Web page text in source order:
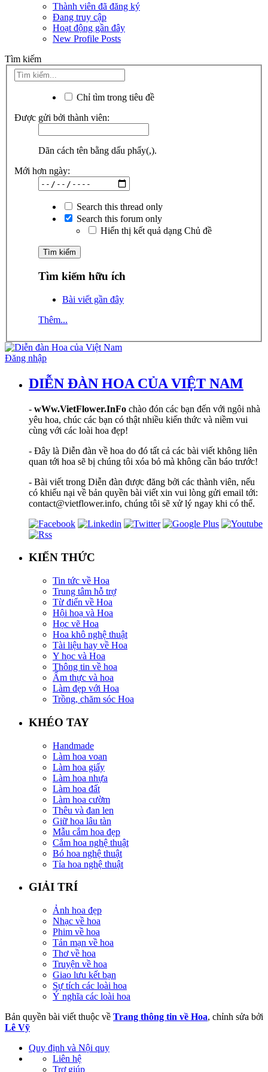
Thành viên đã đăng ký
Đang truy cập
Hoạt động gần đây
New Profile Posts
Tìm kiếm
Chỉ tìm trong tiêu đề
Được gửi bởi thành viên:
Dãn cách tên bằng dấu phẩy(,).
Mới hơn ngày:
Search this thread only
Search this forum only
Hiển thị kết quả dạng Chủ đề
Tìm kiếm hữu ích
Bài viết gần đây
Thêm...
Đăng nhập
DIỄN ĐÀN HOA CỦA VIỆT NAM
- wWw.VietFlower.InFo chào đón các bạn đến với ngôi nhà
yêu hoa, chúc các bạn có thật nhiều kiến thức và niềm vui
cùng với các loài hoa đẹp!
- Đây là Diễn đàn về hoa do đó tất cả các bài viết không liên
quan tới hoa sẽ bị chúng tôi xóa bỏ mà không cần báo trước!
- Bài viết trong Diễn đàn được đăng bởi các thành viên, nếu
có khiếu nại về bản quyền bài viết xin vui lòng gửi email tới:
contact@vietflower.info, chúng tôi sẽ xử lý ngay khi có thể.
KIẾN THỨC
Tin tức về Hoa
Trung tâm hỗ trợ
Từ điển về Hoa
Hội hoạ và Hoa
Học vẽ Hoa
Hoa khô nghệ thuật
Tài liệu hay về Hoa
Y học và Hoa
Thông tin về hoa
Ẩm thực và hoa
Làm đẹp với Hoa
Trồng, chăm sóc Hoa
KHÉO TAY
Handmade
Làm hoa voan
Làm hoa giấy
Làm hoa nhựa
Làm hoa đất
Làm hoa cườm
Thêu và đan len
Giữ hoa lâu tàn
Mẫu cắm hoa đẹp
Cắm hoa nghệ thuật
Bó hoa nghệ thuật
Tỉa hoa nghệ thuật
GIẢI TRÍ
Ảnh hoa đẹp
Nhạc về hoa
Phim về hoa
Tản mạn về hoa
Thơ về hoa
Truyện về hoa
Giao lưu kết bạn
Sự tích các loài hoa
Ý nghĩa các loài hoa
Bản quyền bài viết thuộc về Trang thông tin về Hoa, chỉnh sửa bởi
Lê Vỹ
Quy định và Nội quy
Liên hệ
Trợ giúp